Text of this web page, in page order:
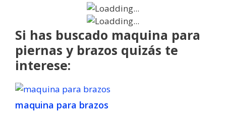
Si has buscado maquina para
piernas y brazos quizás te
interese:
maquina para brazos